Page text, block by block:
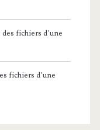
fichiers d’une
fichiers d’une